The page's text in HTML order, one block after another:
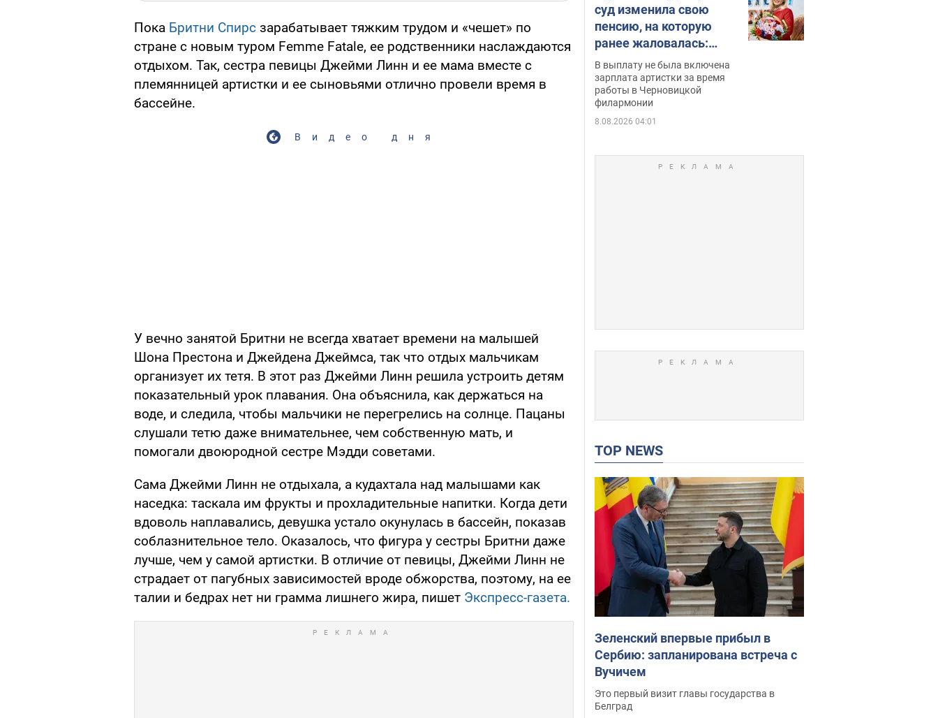
Пока Бритни Спирс зарабатывает тяжким трудом и «чешет» по
стране с новым туром Femme Fatale, ее родственники наслаждаются
отдыхом. Так, сестра певицы Джейми Линн и ее мама вместе с
племянницей артистки и ее сыновьями отлично провели время в
бассейне.
Видео дня
У вечно занятой Бритни не всегда хватает времени на малышей
Шона Престона и Джейдена Джеймса, так что отдых мальчикам
организует их тетя. В этот раз Джейми Линн решила устроить детям
показательный урок плавания. Она объяснила, как держаться на
воде, и следила, чтобы мальчики не перегрелись на солнце. Пацаны
слушали тетю даже внимательнее, чем собственную мать, и
помогали двоюродной сестре Мэдди советами.
Сама Джейми Линн не отдыхала, а кудахтала над малышами как
наседка: таскала им фрукты и прохладительные напитки. Когда дети
вдоволь наплавались, девушка устало окунулась в бассейн, показав
соблазнительное тело. Оказалось, что фигура у сестры Бритни даже
лучше, чем у самой артистки. В отличие от певицы, Джейми Линн не
страдает от пагубных зависимостей вроде обжорства, поэтому, на ее
талии и бедрах нет ни грамма лишнего жира, пишет Экспресс-газета.
суд изменила свою
пенсию, на которую
ранее жаловалась:
сколько получала
певица
В выплату не была включена
зарплата артистки за время
работы в Черновицкой
филармонии
8.08.2026 04:01
TOP NEWS
Зеленский впервые прибыл в
Сербию: запланирована встреча с
Вучичем
Это первый визит главы государства в
Белград